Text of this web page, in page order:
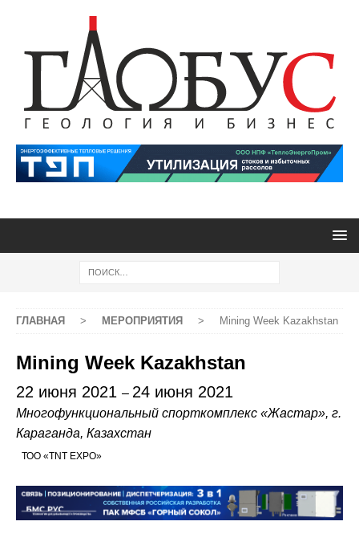
ГЛАВНАЯ > МЕРОПРИЯТИЯ > Mining Week Kazakhstan
Mining Week Kazakhstan
22 июня 2021 – 24 июня 2021
Многофункциональный спорткомплекс «Жастар», г.
Караганда, Казахстан
ТОО «TNT EXPO»